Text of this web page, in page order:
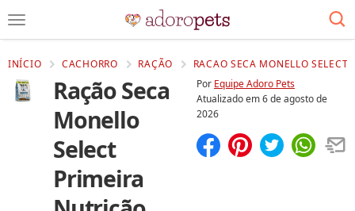
INÍCIO CACHORRO RAÇÃO RACAO SECA MONELLO
Ração Seca
Monello
Select
Primeira
Por Equipe Adoro Pets
Atualizado em6 de agosto de
2026